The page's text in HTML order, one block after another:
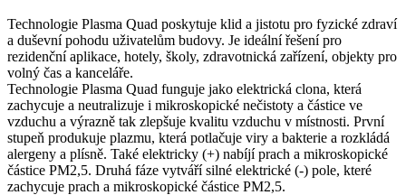
Technologie Plasma Quad poskytuje klid a jistotu pro fyzické zdraví
a duševní pohodu uživatelům budovy. Je ideální řešení pro
rezidenční aplikace, hotely, školy, zdravotnická zařízení, objekty pro
volný čas a kanceláře.
Technologie Plasma Quad funguje jako elektrická clona, která
zachycuje a neutralizuje i mikroskopické nečistoty a částice ve
vzduchu a výrazně tak zlepšuje kvalitu vzduchu v místnosti. První
stupeň produkuje plazmu, která potlačuje viry a bakterie a rozkládá
alergeny a plísně. Také elektricky (+) nabíjí prach a mikroskopické
částice PM2,5. Druhá fáze vytváří silné elektrické (-) pole, které
zachycuje prach a mikroskopické částice PM2,5.